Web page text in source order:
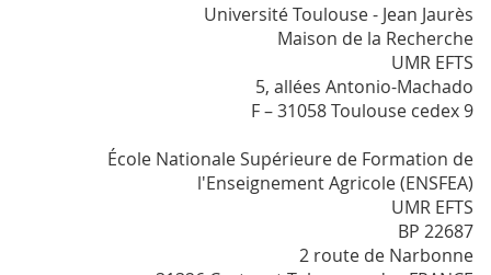
Université Toulouse - Jean Jaurès
Maison de la Recherche
UMR EFTS
5, allées Antonio-Machado
F – 31058 Toulouse cedex 9
École Nationale Supérieure de Formation de
l'Enseignement Agricole (ENSFEA)
UMR EFTS
BP 22687
2 route de Narbonne